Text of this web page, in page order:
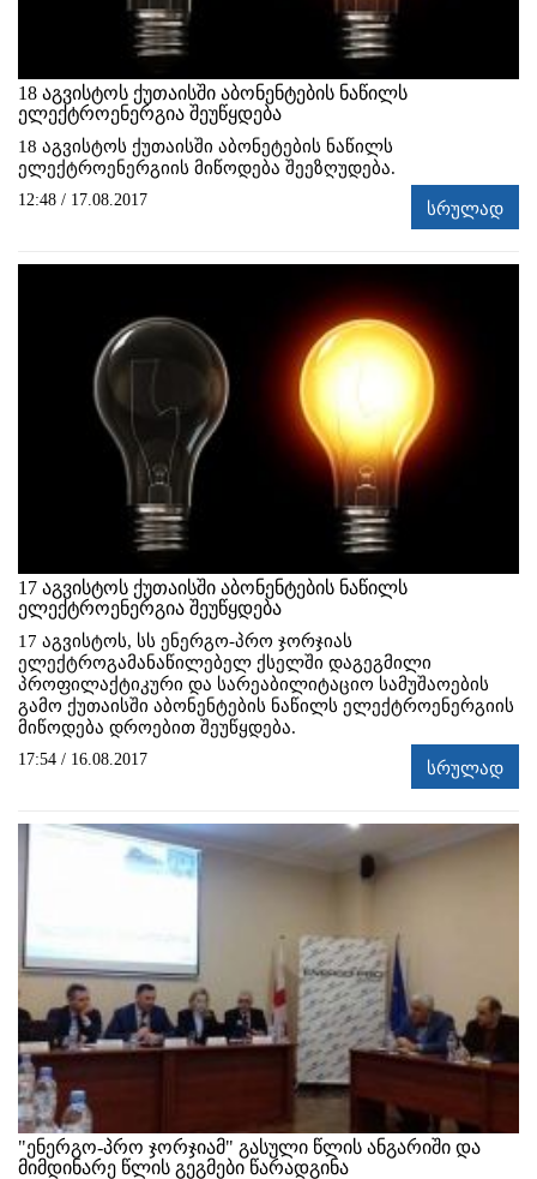
18 აგვისტოს ქუთაისში აბონენტების ნაწილს
ელექტროენერგია შეუწყდება
18 აგვისტოს ქუთაისში აბონეტების ნაწილს
ელექტროენერგიის მიწოდება შეეზღუდება.
12:48 / 17.08.2017 სრულად
17 აგვისტოს ქუთაისში აბონენტების ნაწილს
ელექტროენერგია შეუწყდება
17 აგვისტოს, სს ენერგო-პრო ჯორჯიას
ელექტროგამანაწილებელ ქსელში დაგეგმილი
პროფილაქტიკური და სარეაბილიტაციო სამუშაოების
გამო ქუთაისში აბონენტების ნაწილს ელექტროენერგიის
მიწოდება დროებით შეუწყდება.
17:54 / 16.08.2017 სრულად
"ენერგო-პრო ჯორჯიამ" გასული წლის ანგარიში და
მიმდინარე წლის გეგმები წარადგინა